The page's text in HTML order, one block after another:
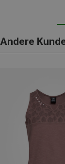
Andere